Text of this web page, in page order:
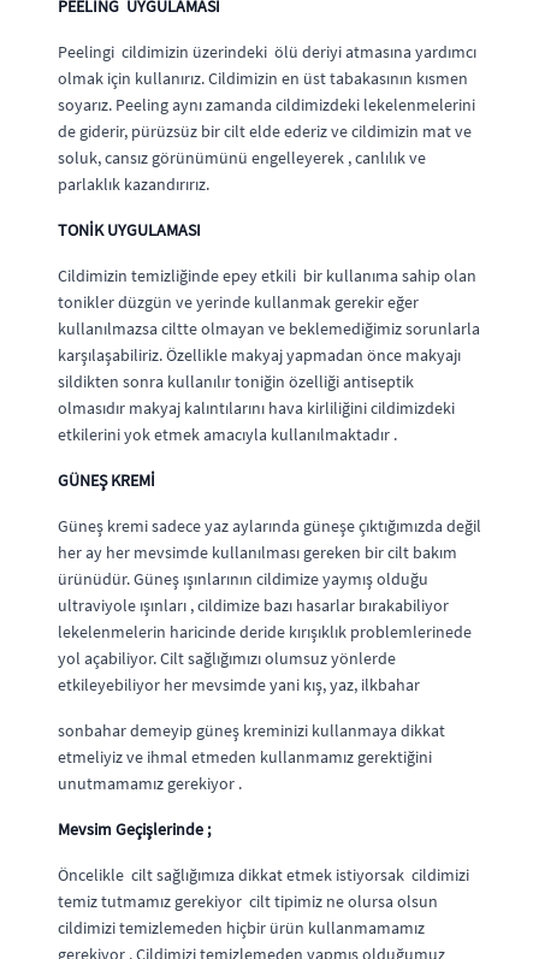
PEELİNG UYGULAMASI
Peelingi cildimizin üzerindeki ölü deriyi atmasına yardımcı
olmak için kullanırız. Cildimizin en üst tabakasının kısmen
soyarız. Peeling aynı zamanda cildimizdeki lekelenmelerini
de giderir, pürüzsüz bir cilt elde ederiz ve cildimizin mat ve
soluk, cansız görünümünü engelleyerek , canlılık ve
parlaklık kazandırırız.
TONİK UYGULAMASI
Cildimizin temizliğinde epey etkili bir kullanıma sahip olan
tonikler düzgün ve yerinde kullanmak gerekir eğer
kullanılmazsa ciltte olmayan ve beklemediğimiz sorunlarla
karşılaşabiliriz. Özellikle makyaj yapmadan önce makyajı
sildikten sonra kullanılır toniğin özelliği antiseptik
olmasıdır makyaj kalıntılarını hava kirliliğini cildimizdeki
etkilerini yok etmek amacıyla kullanılmaktadır .
GÜNEŞ KREMİ
Güneş kremi sadece yaz aylarında güneşe çıktığımızda değil
her ay her mevsimde kullanılması gereken bir cilt bakım
ürünüdür. Güneş ışınlarının cildimize yaymış olduğu
ultraviyole ışınları , cildimize bazı hasarlar bırakabiliyor
lekelenmelerin haricinde deride kırışıklık problemlerinede
yol açabiliyor. Cilt sağlığımızı olumsuz yönlerde
etkileyebiliyor her mevsimde yani kış, yaz, ilkbahar
sonbahar demeyip güneş kreminizi kullanmaya dikkat
etmeliyiz ve ihmal etmeden kullanmamız gerektiğini
unutmamamız gerekiyor .
Mevsim Geçişlerinde ;
Öncelikle cilt sağlığımıza dikkat etmek istiyorsak cildimizi
temiz tutmamız gerekiyor cilt tipimiz ne olursa olsun
cildimizi temizlemeden hiçbir ürün kullanmamamız
gerekiyor . Cildimizi temizlemeden yapmış olduğumuz